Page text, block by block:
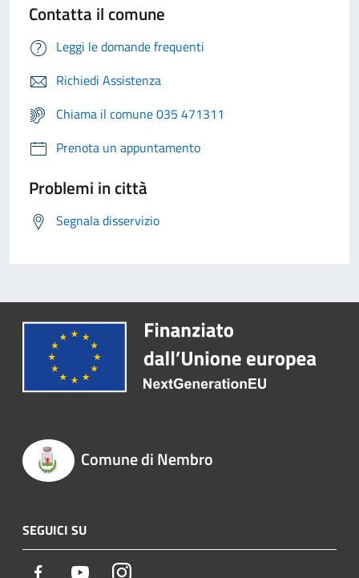
Contatta il comune
Leggi le domande frequenti
Richiedi Assistenza
Chiama il comune 035 471311
Prenota un appuntamento
Problemi in città
Segnala disservizio
Comune di Nembro
SEGUICI SU
Facebook YoutubeInstagram